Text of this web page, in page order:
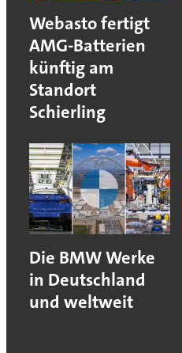
Webasto fertigt
AMG-Batterien
künftig am
Standort
Schierling
Die BMW Werke
in Deutschland
und weltweit